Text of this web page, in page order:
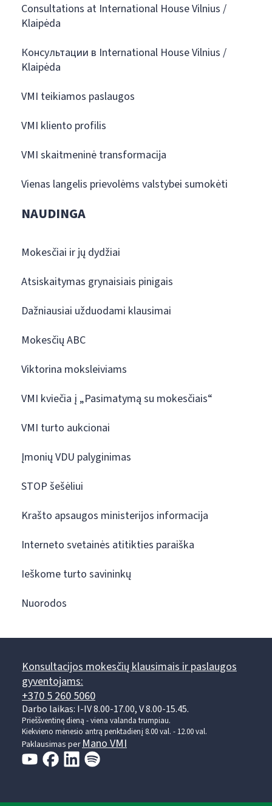
Consultations at International House Vilnius /
Klaipėda
Консультации в International House Vilnius /
Klaipėda
VMI teikiamos paslaugos
VMI kliento profilis
VMI skaitmeninė transformacija
Vienas langelis prievolėms valstybei sumokėti
NAUDINGA
Mokesčiai ir jų dydžiai
Atsiskaitymas grynaisiais pinigais
Dažniausiai užduodami klausimai
Mokesčių ABC
Viktorina moksleiviams
VMI kviečia į „Pasimatymą su mokesčiais“
VMI turto aukcionai
Įmonių VDU palyginimas
STOP šešėliui
Krašto apsaugos ministerijos informacija
Interneto svetainės atitikties paraiška
Ieškome turto savininkų
Nuorodos
Konsultacijos mokesčių klausimais ir paslaugos
gyventojams:
+370 5 260 5060
Darbo laikas: I-IV 8.00-17.00, V 8.00-15.45.
Prieššventinę dieną - viena valanda trumpiau.
Kiekvieno mėnesio antrą penktadienį 8.00 val. - 12.00 val.
Paklausimas perMano VMI